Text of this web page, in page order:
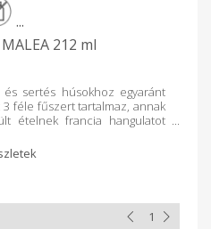
...
212 ml
és sertés húsokhoz egyaránt
féle fűszert tartalmaz, annak
ételnek francia hangulatot
zöldségekhez,
tartalmaz.